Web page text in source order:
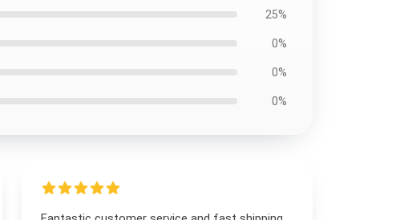
25%
0%
0%
0%